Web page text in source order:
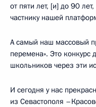
от пяти лет, [и] до 90
частнику нашей
А самый наш массовый
перемена». Это
школьников через эти
И сегодня у нас
из Севастополя